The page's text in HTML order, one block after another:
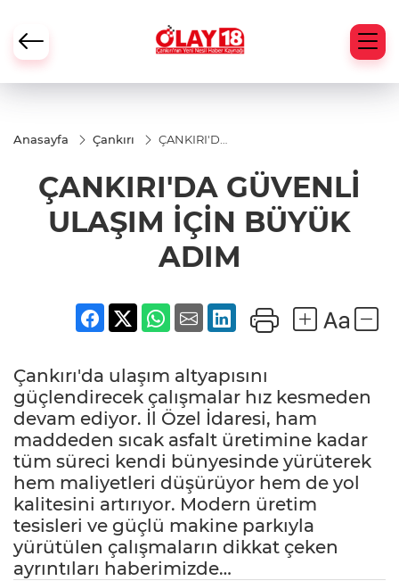
Anasayfa Çankırı
ÇANKIRI'DA
İÇİN BÜYÜK
ADIM
ÇANKIRI'DA GÜVENLİ
ULAŞIM İÇİN BÜYÜK
ADIM
Çankırı'da ulaşım altyapısını
güçlendirecek çalışmalar hız kesmeden
devam ediyor. İl Özel İdaresi, ham
maddeden sıcak asfalt üretimine kadar
tüm süreci kendi bünyesinde yürüterek
hem maliyetleri düşürüyor hem de yol
kalitesini artırıyor. Modern üretim
tesisleri ve güçlü makine parkıyla
yürütülen çalışmaların dikkat çeken
ayrıntıları haberimizde…